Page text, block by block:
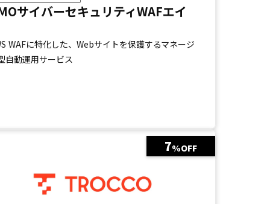
サイバーセキュリティWAFエイ
WAFに特化した、Webサイトを保護するマネージ
自動運用サービス
7%OFF